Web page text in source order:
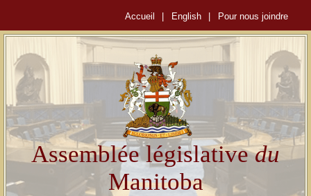
Accueil English Pour nous joindre
Assemblée législativedu
Manitoba